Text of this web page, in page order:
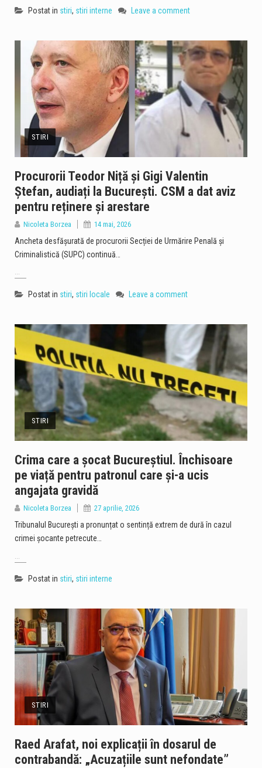
Postat in stiri, stiri interne Leave a comment
STIRI
Procurorii Teodor Niță și Gigi Valentin
Ștefan, audiați la București. CSM a dat aviz
pentru reținere și arestare
Nicoleta Borzea 14 mai, 2026
Ancheta desfășurată de procurorii Secției de Urmărire Penală și
Criminalistică (SUPC) continuă…
...
Postat in stiri, stiri locale Leave a comment
STIRI
Crima care a șocat Bucureștiul. Închisoare
pe viață pentru patronul care și-a ucis
angajata gravidă
Nicoleta Borzea 27 aprilie, 2026
Tribunalul București a pronunțat o sentință extrem de dură în cazul
crimei șocante petrecute…
...
Postat in stiri, stiri interne
STIRI
Raed Arafat, noi explicații în dosarul de
contrabandă: „Acuzațiile sunt nefondate”